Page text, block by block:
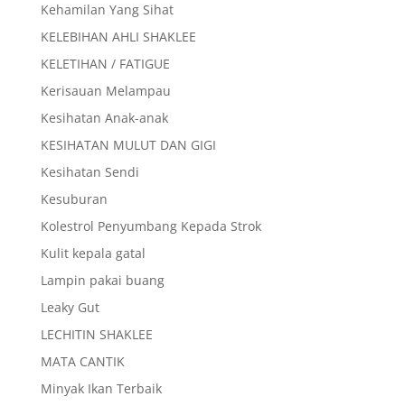
Kehamilan Yang Sihat
KELEBIHAN AHLI SHAKLEE
KELETIHAN / FATIGUE
Kerisauan Melampau
Kesihatan Anak-anak
KESIHATAN MULUT DAN GIGI
Kesihatan Sendi
Kesuburan
Kolestrol Penyumbang Kepada Strok
Kulit kepala gatal
Lampin pakai buang
Leaky Gut
LECHITIN SHAKLEE
MATA CANTIK
Minyak Ikan Terbaik